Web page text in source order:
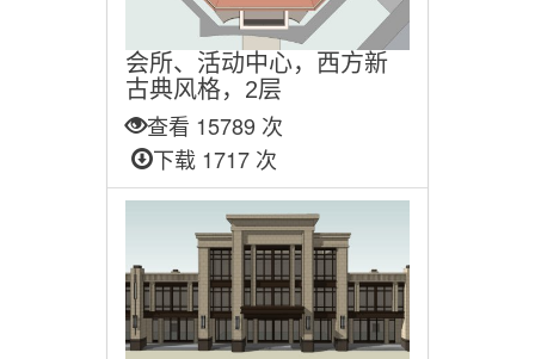
会所、活动中心，西方新
古典风格，2层
查看 15789 次
下载 1717 次